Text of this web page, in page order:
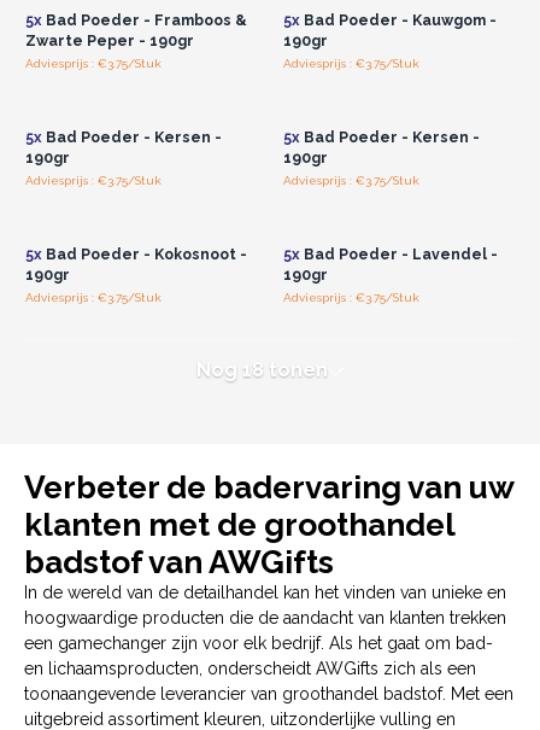
5xBad Poeder - Framboos &
Zwarte Peper - 190gr
Adviesprijs : €3.75/Stuk
5xBad Poeder - Kauwgom -
190gr
Adviesprijs : €3.75/Stuk
5xBad Poeder - Kersen -
190gr
Adviesprijs : €3.75/Stuk
5xBad Poeder - Kersen -
190gr
Adviesprijs : €3.75/Stuk
5xBad Poeder - Kokosnoot -
190gr
Adviesprijs : €3.75/Stuk
5xBad Poeder - Lavendel -
190gr
Adviesprijs : €3.75/Stuk
Nog 18 tonen
Verbeter de badervaring van uw
klanten met de groothandel
badstof van AWGifts
In de wereld van de detailhandel kan het vinden van unieke en
hoogwaardige producten die de aandacht van klanten trekken
een gamechanger zijn voor elk bedrijf. Als het gaat om bad-
en lichaamsproducten, onderscheidt AWGifts zich als een
toonaangevende leverancier van groothandel badstof. Met een
uitgebreid assortiment kleuren, uitzonderlijke vulling en